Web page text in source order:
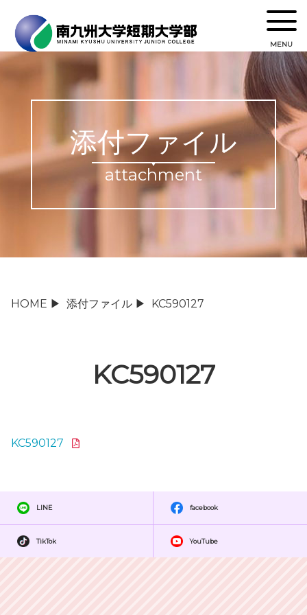
MENU
添付ファイル
attachment
HOME ▶ 添付ファイル ▶ KC590127
KC590127
KC590127
LINE facebook
TikTok YouTube